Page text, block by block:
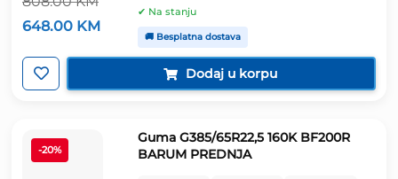
Izvorna
cijena
bila
je:
808.00 KM.
648.00 KM
Trenutna
cijena
je:
648.00 KM.
✔ Na stanju
🚚 Besplatna dostava
Dodaj u korpu
-20%
Guma G385/65R22,5 160K BF200R
BARUM PREDNJA